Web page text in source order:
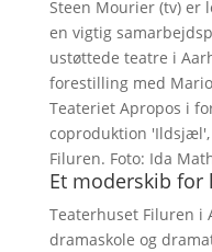
Steen Mourier (tv) er
en vigtig
ustøttede teatre i
forestilling med
Teateriet Apropos i
coproduktion
Filuren. Foto: Ida
Et moderskib for
Teaterhuset Filuren i
dramaskole og